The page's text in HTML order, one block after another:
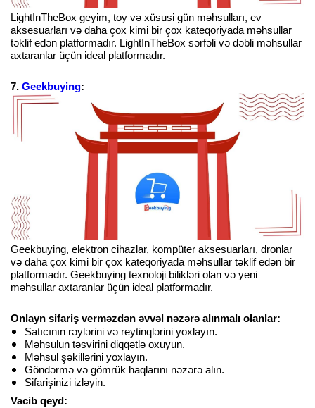
LightInTheBox geyim, toy və xüsusi gün məhsulları, ev
aksesuarları və daha çox kimi bir çox kateqoriyada məhsullar
təklif edən platformadır. LightInTheBox sərfəli və dəbli məhsullar
axtaranlar üçün ideal platformadır.
7. Geekbuying:
Geekbuying, elektron cihazlar, kompüter aksesuarları, dronlar
və daha çox kimi bir çox kateqoriyada məhsullar təklif edən bir
platformadır. Geekbuying texnoloji bilikləri olan və yeni
məhsullar axtaranlar üçün ideal platformadır.
Onlayn sifariş verməzdən əvvəl nəzərə alınmalı olanlar:
Satıcının rəylərini və reytinqlərini yoxlayın.
Məhsulun təsvirini diqqətlə oxuyun.
Məhsul şəkillərini yoxlayın.
Göndərmə və gömrük haqlarını nəzərə alın.
Sifarişinizi izləyin.
Vacib qeyd: